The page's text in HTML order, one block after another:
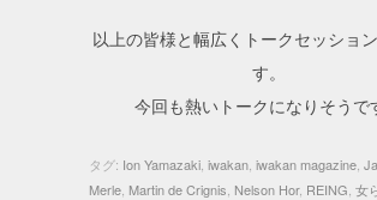
以上の皆様と幅広くトークセッショ
す。
今回も熱いトークになりそうで
タグ: Ion Yamazaki iwakan iwakan magazine
Merle Martin de Crignis Nelson Hor, REING 女